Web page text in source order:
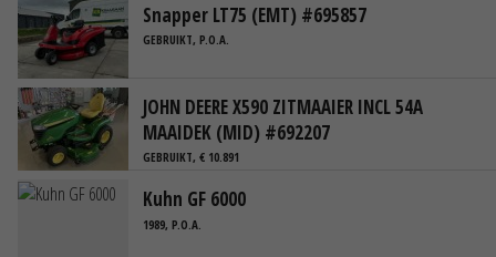
Snapper LT75 (EMT) #695857
GEBRUIKT, P.O.A.
JOHN DEERE X590 ZITMAAIER INCL 54A
MAAIDEK (MID) #692207
GEBRUIKT, € 10.891
Kuhn GF 6000
1989, P.O.A.